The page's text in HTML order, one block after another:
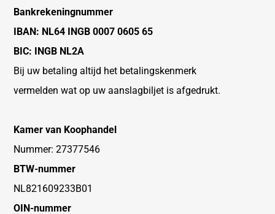
Bankrekeningnummer
IBAN: NL64 INGB 0007 0605 65
BIC: INGB NL2A
Bij uw betaling altijd het betalingskenmerk
vermelden wat op uw aanslagbiljet is afgedrukt.
Kamer van Koophandel
Nummer: 27377546
BTW-nummer
NL821609233B01
OIN-nummer